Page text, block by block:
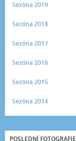
Sezóna 2019
Sezóna 2018
Sezóna 2017
Sezóna 2016
Sezóna 2015
Sezóna 2014
POSLEDNÍ FOTOGRAFIE